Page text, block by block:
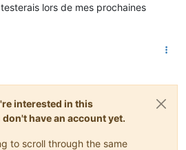
lors de mes prochaines
interested in this
have an account yet.
to scroll through the same